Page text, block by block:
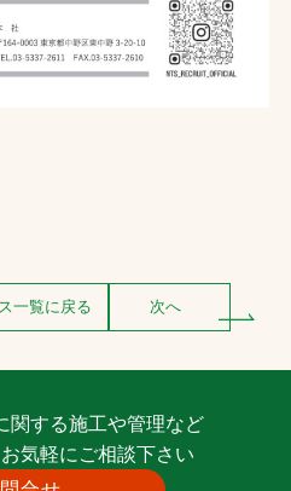
一覧に戻る 次へ
関する施工や管理など
気軽にご相談下さい